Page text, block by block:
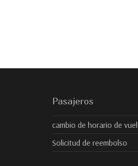
Pasajeros
cambio de horario de
Solicitud de reembolso